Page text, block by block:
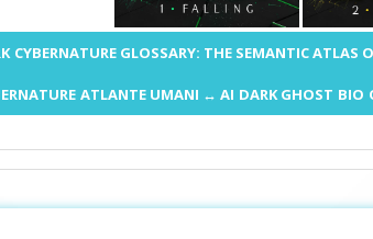
CYBERNATURE GLOSSARY: THE SEMANTIC ATLAS
ATLANTE UMANI ↔ AI DARK GHOST BIO